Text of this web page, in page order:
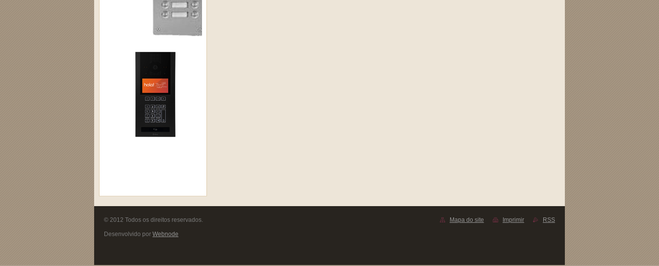
Mapa do site Imprimir RSS
© 2012 Todos os direitos reservados.
Desenvolvido por Webnode